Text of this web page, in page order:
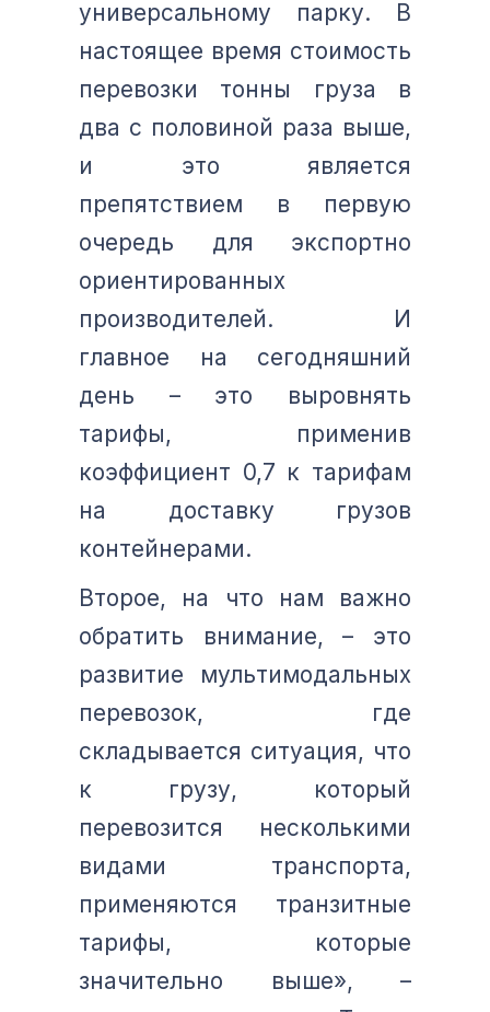
универсальному парку. В
настоящее время стоимость
перевозки тонны груза в
два с половиной раза выше,
и это является
препятствием в первую
очередь для экспортно
ориентированных
производителей. И
главное на сегодняшний
день – это выровнять
тарифы, применив
коэффициент 0,7 к тарифам
на доставку грузов
контейнерами.
Второе, на что нам важно
обратить внимание, – это
развитие мультимодальных
перевозок, где
складывается ситуация, что
к грузу, который
перевозится несколькими
видами транспорта,
применяются транзитные
тарифы, которые
значительно выше», –